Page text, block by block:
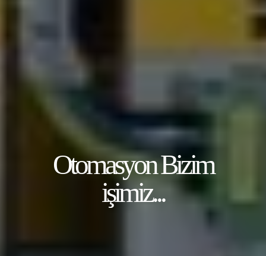
Otomasyon Bizim
işimiz...